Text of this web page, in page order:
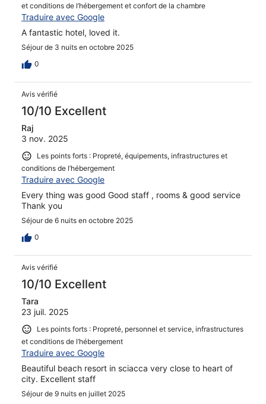
et conditions de l’hébergement et confort de la chambre
Traduire avec Google
A fantastic hotel, loved it.
Séjour de 3 nuits en octobre 2025
0
Avis vérifié
10/10 Excellent
Raj
3 nov. 2025
Les points forts : Propreté, équipements, infrastructures et
conditions de l’hébergement
Traduire avec Google
Every thing was good Good staff , rooms & good service
Thank you
Séjour de 6 nuits en octobre 2025
0
Avis vérifié
10/10 Excellent
Tara
23 juil. 2025
Les points forts : Propreté, personnel et service, infrastructures
et conditions de l’hébergement
Traduire avec Google
Beautiful beach resort in sciacca very close to heart of
city. Excellent staff
Séjour de 9 nuits en juillet 2025